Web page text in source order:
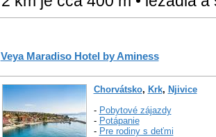
Veya Maradiso Hotel by Aminess
Chorvátsko, Krk, Njivice
- Pobytové zájazdy
- Potápanie
- Pre rodiny s deťmi